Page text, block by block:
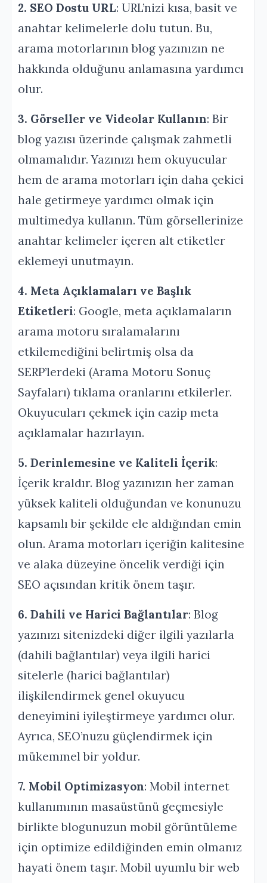
2. SEO Dostu URL: URL’nizi kısa, basit ve
anahtar kelimelerle dolu tutun. Bu,
arama motorlarının blog yazınızın ne
hakkında olduğunu anlamasına yardımcı
olur.
3. Görseller ve Videolar Kullanın: Bir
blog yazısı üzerinde çalışmak zahmetli
olmamalıdır. Yazınızı hem okuyucular
hem de arama motorları için daha çekici
hale getirmeye yardımcı olmak için
multimedya kullanın. Tüm görsellerinize
anahtar kelimeler içeren alt etiketler
eklemeyi unutmayın.
4. Meta Açıklamaları ve Başlık
Etiketleri: Google, meta açıklamaların
arama motoru sıralamalarını
etkilemediğini belirtmiş olsa da
SERP’lerdeki (Arama Motoru Sonuç
Sayfaları) tıklama oranlarını etkilerler.
Okuyucuları çekmek için cazip meta
açıklamalar hazırlayın.
5. Derinlemesine ve Kaliteli İçerik:
İçerik kraldır. Blog yazınızın her zaman
yüksek kaliteli olduğundan ve konunuzu
kapsamlı bir şekilde ele aldığından emin
olun. Arama motorları içeriğin kalitesine
ve alaka düzeyine öncelik verdiği için
SEO açısından kritik önem taşır.
6. Dahili ve Harici Bağlantılar: Blog
yazınızı sitenizdeki diğer ilgili yazılarla
(dahili bağlantılar) veya ilgili harici
sitelerle (harici bağlantılar)
ilişkilendirmek genel okuyucu
deneyimini iyileştirmeye yardımcı olur.
Ayrıca, SEO’nuzu güçlendirmek için
mükemmel bir yoldur.
7. Mobil Optimizasyon: Mobil internet
kullanımının masaüstünü geçmesiyle
birlikte blogunuzun mobil görüntüleme
için optimize edildiğinden emin olmanız
hayati önem taşır. Mobil uyumlu bir web